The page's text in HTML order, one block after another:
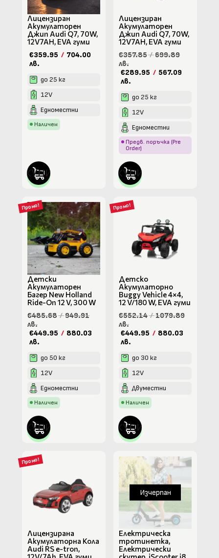
Лицензиран
Акумулаторен
Джип Audi Q7, 70W,
12V7AH, EVA гуми
€359.95 / 704.00
лв.
до 25 кг
12V
Едноместни
Наличен
КУПИ
Лицензиран
Акумулаторен
Джип Audi Q7, 70W,
12V7AH, EVA гуми
€357.85/699.89
лв.
€289.95 / 567.09
лв.
до 25 кг
12V
Едноместни
Предв. поръчка (Pre
Order)
КУПИ
Промо!
Детски
Акумулаторен
Багер New Holland
Ride-On 12 V, 300 W
€485.68/949.91
лв.
€449.95 / 880.03
лв.
до 50 кг
12V
Едноместни
Наличен
КУПИ
Промо!
Детско
Акумулаторно
Buggy Vehicle 4×4,
12 V/180 W, ЕVA гуми
€552.14/1079.89
лв.
€449.95 / 880.03
лв.
до 30 кг
12V
Двуместни
Наличен
КУПИ
Промо!
Лицензирана
Акумулаторна Кола
Audi RS e-tron,
Изчерпан
Електрическа
тротинетка,
Електрически